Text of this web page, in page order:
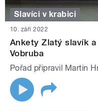
Slavíci v krabici
10. září 2022
Ankety Zlatý slavík
Vobruba
Pořad připravil Martin